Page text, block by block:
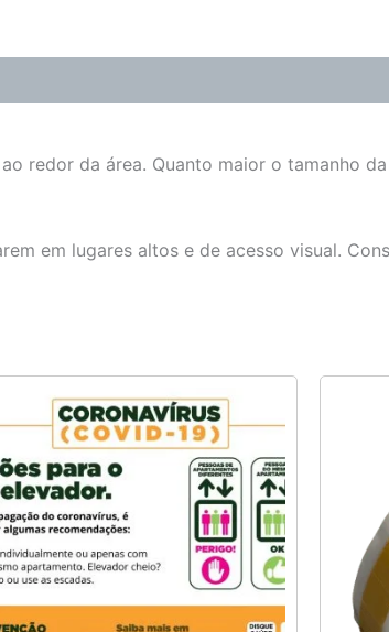
redor da área. Quanto maior o tamanho
em lugares altos e de acesso visual.